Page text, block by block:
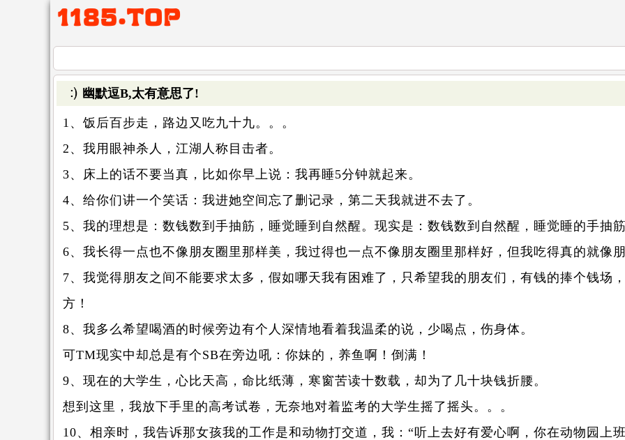
幽默逗B,太有意思了!
1、饭后百步走，路边又吃九十九。。。
2、我用眼神杀人，江湖人称目击者。
3、床上的话不要当真，比如你早上说：我再睡5分钟就起来。
4、给你们讲一个笑话：我进她空间忘了删记录，第二天我就进不去了。
5、我的理想是：数钱数到手抽筋，睡觉睡到自然醒。现实是：数钱数到自然醒，睡觉睡的手抽
6、我长得一点也不像朋友圈里那样美，我过得也一点不像朋友圈里那样好，但我吃得真的就像
7、我觉得朋友之间不能要求太多，假如哪天我有困难了，只希望我的朋友们，有钱的捧个钱场
方！
8、我多么希望喝酒的时候旁边有个人深情地看着我温柔的说，少喝点，伤身体。
可TM现实中却总是有个SB在旁边吼：你妹的，养鱼啊！倒满！
9、现在的大学生，心比天高，命比纸薄，寒窗苦读十数载，却为了几十块钱折腰。
想到这里，我放下手里的高考试卷，无奈地对着监考的大学生摇了摇头。。。
10、相亲时，我告诉那女孩我的工作是和动物打交道，我：“听上去好有爱心啊，你在动物园上